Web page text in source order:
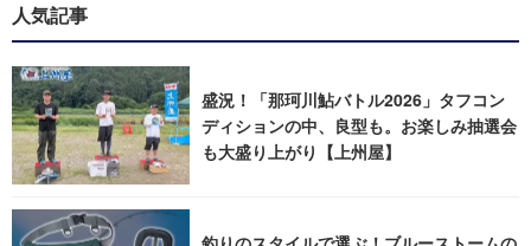
人気記事
盛況！「那珂川鮎バトル2026」タフコン
ディションの中、良型も。お楽しみ抽選会
も大盛り上がり【上州屋】